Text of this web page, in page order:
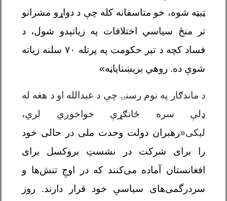
ټیټه شوه، خو متاسفانه کله چې د دواړو مشرانو
تر منځ سیاسي اختلافات په زیاتېدو شول، د
فساد کچه د تېر حکومت په پرتله ۷۰سلنه زیاته
شوې ده. روهي بریښناپاڼه»
د ماندګار په نوم رسنۍ چې د عبدالله او د هغه له
ډلې سره ځانګړې خواخوږي لري،
لیکی«رهبران دولت وحدت ملی در حالی خود
را برای شرکت در نشستِ بروکسل برای
افغانستان آماده می‌کنند که در اوجِ تنش‌ها و
سردرگمی‌های سیاسیِ خود قرار دارند. روز